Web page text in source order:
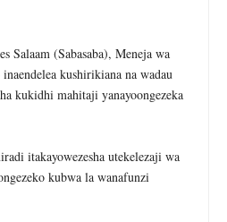
Kujenga Naye Maisha Salama,
Salaam (Sabasaba), Meneja wa
kushirikiana na wadau
kukidhi mahitaji yanayoongezeka
itakayowezesha utekelezaji wa
kubwa la wanafunzi